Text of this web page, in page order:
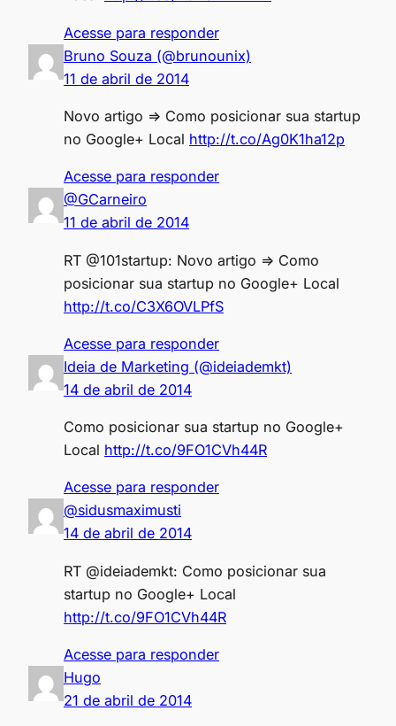
Acesse para responder
Bruno Souza (@brunounix)
11 de abril de 2014
Novo artigo => Como posicionar sua startup
no Google+ Local http://t.co/Ag0K1ha12p
Acesse para responder
@GCarneiro
11 de abril de 2014
RT @101startup: Novo artigo => Como
posicionar sua startup no Google+ Local
http://t.co/C3X6OVLPfS
Acesse para responder
Ideia de Marketing (@ideiademkt)
14 de abril de 2014
Como posicionar sua startup no Google+
Local http://t.co/9FO1CVh44R
Acesse para responder
@sidusmaximusti
14 de abril de 2014
RT @ideiademkt: Como posicionar sua
startup no Google+ Local
http://t.co/9FO1CVh44R
Acesse para responder
Hugo
21 de abril de 2014